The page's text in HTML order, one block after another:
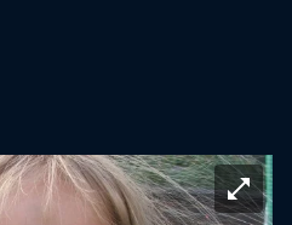
Bild